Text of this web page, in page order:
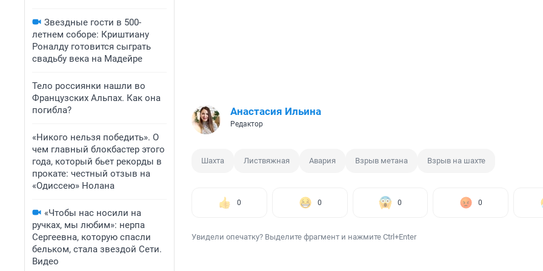
Звездные гости в 500-
летнем соборе: Криштиану
Роналду готовится сыграть
свадьбу века на Мадейре
Тело россиянки нашли во
Французских Альпах. Как она
погибла?
«Никого нельзя победить». О
чем главный блокбастер этого
года, который бьет рекорды в
прокате: честный отзыв на
«Одиссею» Нолана
«Чтобы нас носили на
ручках, мы любим»: нерпа
Сергеевна, которую спасли
бельком, стала звездой Сети.
Видео
Анастасия Ильина
Редактор
Шахта Листвяжная Авария Взрыв метана Взрыв на шахте
0 0 0 0
Увидели опечатку? Выделите фрагмент и нажмите Ctrl+Enter